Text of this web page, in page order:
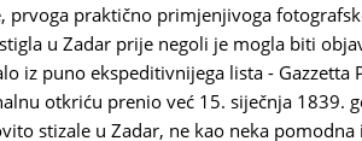
prvoga praktično primjenjivoga
u Zadar prije negoli je mogla biti
iz puno ekspeditivnijega lista - Gazzetta
otkriću prenio već 15. siječnja 1839.
stizale u Zadar, ne kao neka